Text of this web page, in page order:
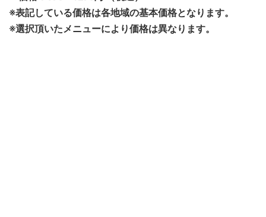
※表記している価格は各地域の基本価格となります。
※選択頂いたメニューにより価格は異なります。